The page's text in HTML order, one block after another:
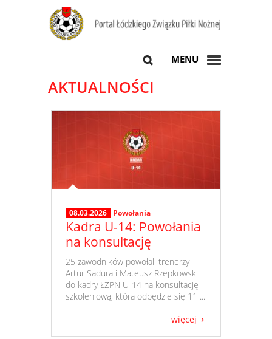
MENU
AKTUALNOŚCI
08.03.2026 Powołania
Kadra U-14: Powołania
na konsultację
​ 25 zawodników powołali trenerzy
Artur Sadura i Mateusz Rzepkowski
do kadry ŁZPN U-14 na konsultację
szkoleniową, która odbędzie się 11 ...
więcej